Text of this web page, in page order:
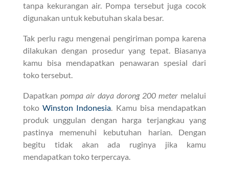
tanpa kekurangan air. Pompa tersebut juga cocok
digunakan untuk kebutuhan skala besar.
Tak perlu ragu mengenai pengiriman pompa karena
dilakukan dengan prosedur yang tepat. Biasanya
kamu bisa mendapatkan penawaran spesial dari
toko tersebut.
Dapatkan pompa air daya dorong 200 meter melalui
tokoWinston Indonesia. Kamu bisa mendapatkan
produk unggulan dengan harga terjangkau yang
pastinya memenuhi kebutuhan harian. Dengan
begitu tidak akan ada ruginya jika kamu
mendapatkan toko terpercaya.